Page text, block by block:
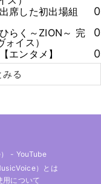
席した初出場組
0
らく～ZION～ 完
イス）
0
エンタメ】 0
みる
- YouTube
）とは
について